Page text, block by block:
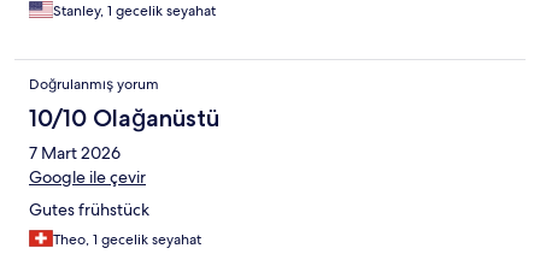
Stanley, 1 gecelik seyahat
Doğrulanmış yorum
10/10 Olağanüstü
7 Mart 2026
Google ile çevir
Gutes frühstück
Theo, 1 gecelik seyahat